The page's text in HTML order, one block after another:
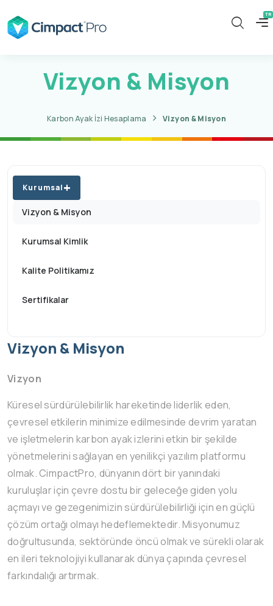
Vizyon & Misyon
Karbon Ayak İzi Hesaplama Vizyon & Misyon
Kurumsal
Vizyon & Misyon
Kurumsal Kimlik
Kalite Politikamız
Sertifikalar
Vizyon & Misyon
Vizyon
Küresel sürdürülebilirlik hareketinde liderlik eden,
çevresel etkilerin minimize edilmesinde devrim yaratan
ve işletmelerin karbon ayak izlerini etkin bir şekilde
yönetmelerini sağlayan en yenilikçi yazılım platformu
olmak. CimpactPro, dünyanın dört bir yanındaki
kuruluşlar için çevre dostu bir geleceğe giden yolu
açmayı ve gezegenimizin sürdürülebilirliği için en güçlü
çözüm ortağı olmayı hedeflemektedir. Misyonumuz
doğrultusunda, sektöründe öncü olmak ve sürekli olarak
en ileri teknolojiyi kullanarak dünya çapında çevresel
farkındalığı artırmak.